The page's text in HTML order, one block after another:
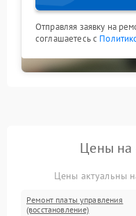
Отправляя заявку на
соглашаетесь с
Цены на
Цены актуальны
Ремонт платы управления
(восстановление)